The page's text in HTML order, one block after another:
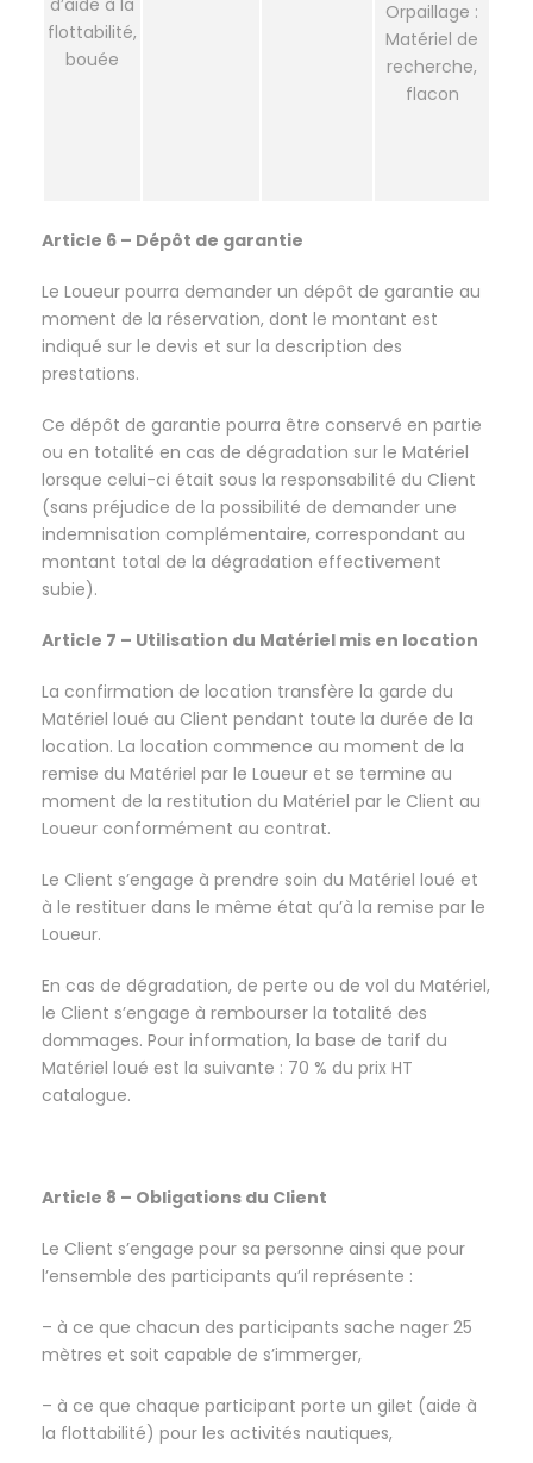
d’aide à la
flottabilité,
bouée
Orpaillage :
Matériel de
recherche,
flacon
Article 6 – Dépôt de garantie
Le Loueur pourra demander un dépôt de garantie au
moment de la réservation, dont le montant est
indiqué sur le devis et sur la description des
prestations.
Ce dépôt de garantie pourra être conservé en partie
ou en totalité en cas de dégradation sur le Matériel
lorsque celui-ci était sous la responsabilité du Client
(sans préjudice de la possibilité de demander une
indemnisation complémentaire, correspondant au
montant total de la dégradation effectivement
subie).
Article 7 – Utilisation du Matériel mis en location
La confirmation de location transfère la garde du
Matériel loué au Client pendant toute la durée de la
location. La location commence au moment de la
remise du Matériel par le Loueur et se termine au
moment de la restitution du Matériel par le Client au
Loueur conformément au contrat.
Le Client s’engage à prendre soin du Matériel loué et
à le restituer dans le même état qu’à la remise par le
Loueur.
En cas de dégradation, de perte ou de vol du Matériel,
le Client s’engage à rembourser la totalité des
dommages. Pour information, la base de tarif du
Matériel loué est la suivante : 70 % du prix HT
catalogue.
Article 8 – Obligations du Client
Le Client s’engage pour sa personne ainsi que pour
l’ensemble des participants qu’il représente :
– à ce que chacun des participants sache nager 25
mètres et soit capable de s’immerger,
– à ce que chaque participant porte un gilet (aide à
la flottabilité) pour les activités nautiques,